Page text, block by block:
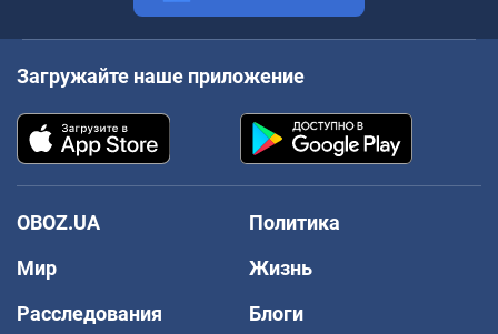
Загружайте наше приложение
OBOZ.UA
Политика
Мир
Жизнь
Расследования
Блоги